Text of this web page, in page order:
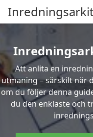
Att anlita en
utmaning – särskilt när
om du följer denna
du den enklaste och